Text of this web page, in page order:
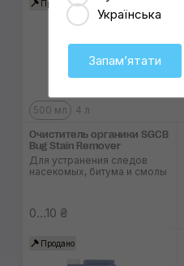
Продано
500 мл 4 л
Очиститель органики SGCB
Bug Stain Remover
Для устранения следов
насекомых, битума и смолы
0...10 ₴
Продано
Українська
Запамʼятати